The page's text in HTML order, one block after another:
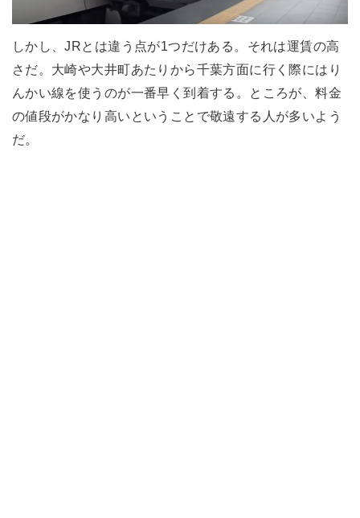
しかし、JRとは違う点が1つだけある。それは運賃の高
さだ。大崎や大井町あたりから千葉方面に行く際にはり
んかい線を使うのが一番早く到着する。ところが、料金
の値段がかなり高いということで敬遠する人が多いよう
だ。